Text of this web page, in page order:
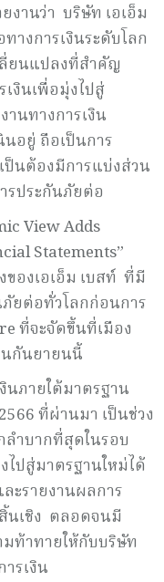
งานว่า บริษัท เอเอ็ม
างการเงินระดับโลก
ลี่ยนแปลงที่สำคัญ
งินเพื่อมุ่งไปสู่
นทางการเงิน
นอยู่ ถือเป็นการ
นต้องมีการแบ่งส่วน
รประกันภัยต่อ
View Adds
Statements”
องเอเอ็ม เบสท์ ที่มี
ยต่อทั่วโลกก่อนการ
ที่จะจัดขึ้นที่เมือง
นกันยายนนี้
นภายใต้มาตรฐาน
ที่ผ่านมา เป็นช่วง
ำบากที่สุดในรอบ
ปสู่มาตรฐานใหม่ได้
ะรายงานผลการ
นเชิง ตลอดจนมี
มท้าทายให้กับบริษัท
รเงิน